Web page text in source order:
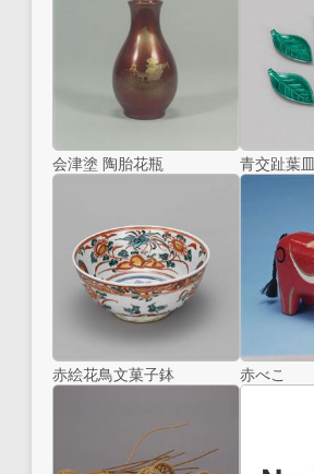
会津塗 陶胎花瓶 青交趾葉皿
赤絵花鳥文菓子鉢 赤べこ